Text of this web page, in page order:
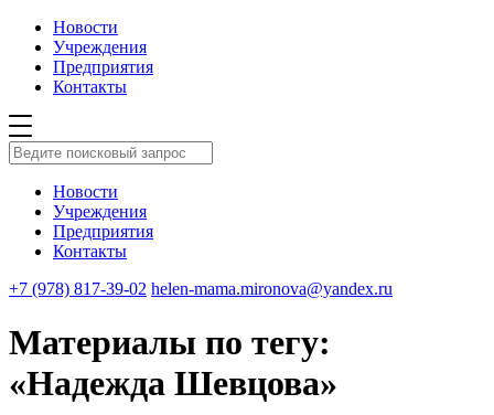
Новости
Учреждения
Предприятия
Контакты
Новости
Учреждения
Предприятия
Контакты
+7 (978) 817-39-02 helen-mama.mironova@yandex.ru
Материалы по тегу:
«Надежда Шевцова»